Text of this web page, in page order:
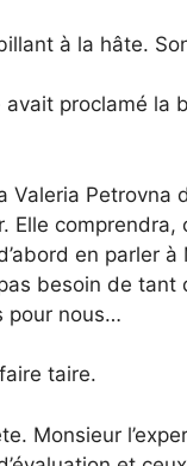
à la hâte.
avait proclamé
Petrovna
Elle comprendra,
en parler
besoin de tant
pour nous…
taire.
Monsieur